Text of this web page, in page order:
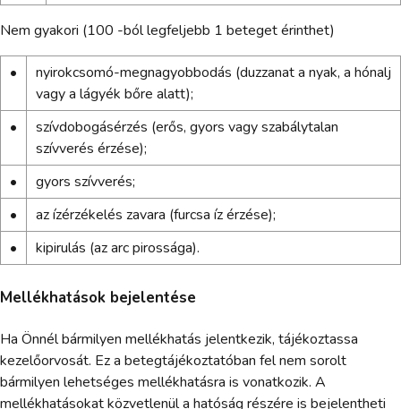
Nem gyakori (100 -ból legfeljebb 1 beteget érinthet)
•
nyirokcsomó-megnagyobbodás (duzzanat a nyak, a hónalj
vagy a lágyék bőre alatt);
•
szívdobogásérzés (erős, gyors vagy szabálytalan
szívverés érzése);
•
gyors szívverés;
•
az ízérzékelés zavara (furcsa íz érzése);
•
kipirulás (az arc pirossága).
Mellékhatások bejelentése
Ha Önnél bármilyen mellékhatás jelentkezik, tájékoztassa
kezelőorvosát. Ez a betegtájékoztatóban fel nem sorolt
bármilyen lehetséges mellékhatásra is vonatkozik. A
mellékhatásokat közvetlenül a hatóság részére is bejelentheti